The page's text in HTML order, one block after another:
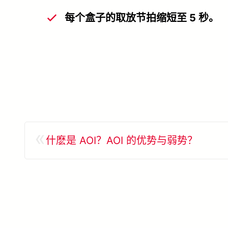
每个盒子的取放节拍缩短至 5 秒。
什麽是 AOI？AOI 的优势与弱势？